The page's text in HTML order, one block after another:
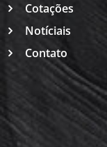
Cotações
Notíciais
Contato